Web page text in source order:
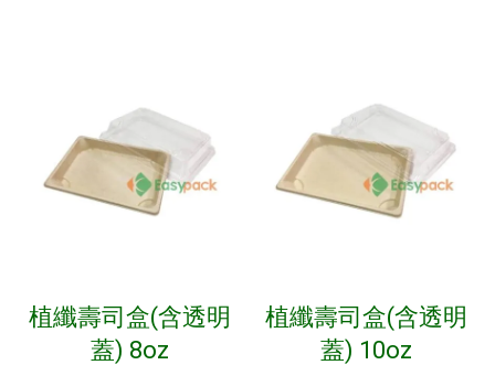
植纖壽司盒(含透明
蓋) 8oz
植纖壽司盒(含透明
蓋) 10oz